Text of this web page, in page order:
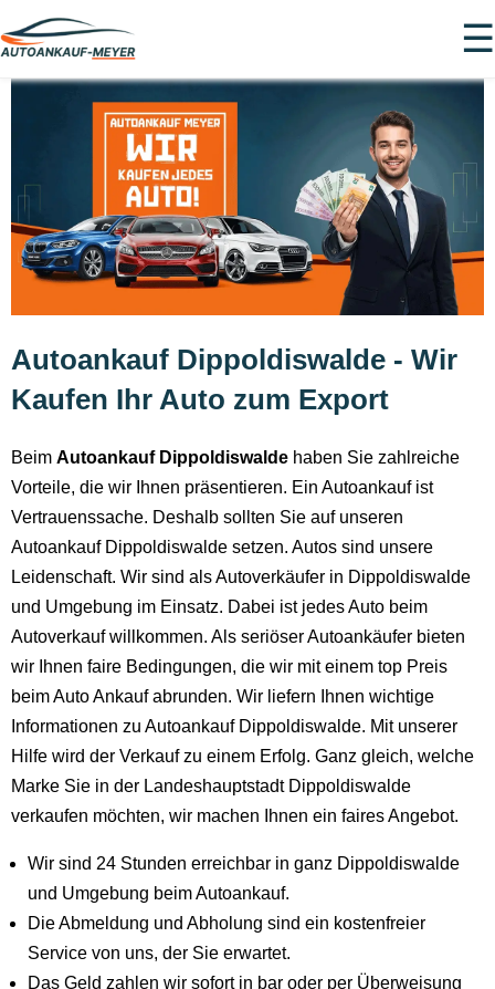
☰
Autoankauf Dippoldiswalde - Wir
Kaufen Ihr Auto zum Export
Beim Autoankauf Dippoldiswalde haben Sie zahlreiche
Vorteile, die wir Ihnen präsentieren. Ein Autoankauf ist
Vertrauenssache. Deshalb sollten Sie auf unseren
Autoankauf Dippoldiswalde setzen. Autos sind unsere
Leidenschaft. Wir sind als Autoverkäufer in Dippoldiswalde
und Umgebung im Einsatz. Dabei ist jedes Auto beim
Autoverkauf willkommen. Als seriöser Autoankäufer bieten
wir Ihnen faire Bedingungen, die wir mit einem top Preis
beim Auto Ankauf abrunden. Wir liefern Ihnen wichtige
Informationen zu Autoankauf Dippoldiswalde. Mit unserer
Hilfe wird der Verkauf zu einem Erfolg. Ganz gleich, welche
Marke Sie in der Landeshauptstadt Dippoldiswalde
verkaufen möchten, wir machen Ihnen ein faires Angebot.
Wir sind 24 Stunden erreichbar in ganz Dippoldiswalde
und Umgebung beim Autoankauf.
Die Abmeldung und Abholung sind ein kostenfreier
Service von uns, der Sie erwartet.
Das Geld zahlen wir sofort in bar oder per Überweisung